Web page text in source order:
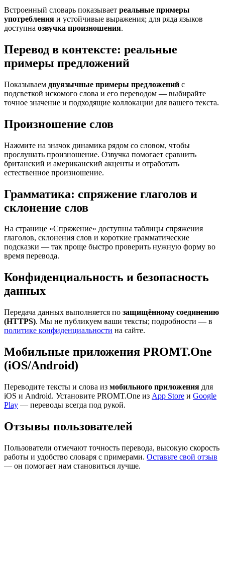
Встроенный словарь показывает реальные примеры
употребления и устойчивые выражения; для ряда языков
доступна озвучка произношения.
Перевод в контексте: реальные
примеры предложений
Показываем двуязычные примеры предложений с
подсветкой искомого слова и его переводом — выбирайте
точное значение и подходящие коллокации для вашего текста.
Произношение слов
Нажмите на значок динамика рядом со словом, чтобы
прослушать произношение. Озвучка помогает сравнить
британский и американский акценты и отработать
естественное произношение.
Грамматика: спряжение глаголов и
склонение слов
На странице «Спряжение» доступны таблицы спряжения
глаголов, склонения слов и короткие грамматические
подсказки — так проще быстро проверить нужную форму во
время перевода.
Конфиденциальность и безопасность
данных
Передача данных выполняется по защищённому соединению
(HTTPS). Мы не публикуем ваши тексты; подробности — в
политике конфиденциальности на сайте.
Мобильные приложения PROMT.One
(iOS/Android)
Переводите тексты и слова из мобильного приложения для
iOS и Android. Установите PROMT.One из App Store и Google
Play — переводы всегда под рукой.
Отзывы пользователей
Пользователи отмечают точность перевода, высокую скорость
работы и удобство словаря с примерами. Оставьте свой отзыв
— он помогает нам становиться лучше.